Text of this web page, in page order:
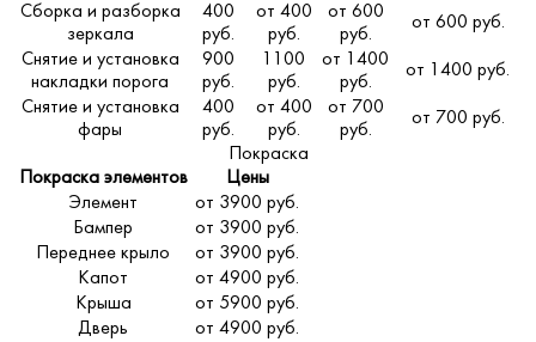
Сборка и разборка
зеркала
400
руб.
от 400
руб.
от 600
руб.
от 600 руб.
Снятие и установка
накладки порога
900
руб.
1100
руб.
от 1400
руб.
от 1400 руб.
Снятие и установка
фары
400
руб.
от 400
руб.
от 700
руб.
от 700 руб.
Покраска
Покраска элементов
Цены
Элемент
от 3900 руб.
Бампер
от 3900 руб.
Переднее крыло
от 3900 руб.
Капот
от 4900 руб.
Крыша
от 5900 руб.
Дверь
от 4900 руб.